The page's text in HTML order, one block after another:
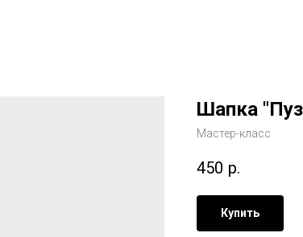
Шапка
Мастер-класс
450 р.
Купить